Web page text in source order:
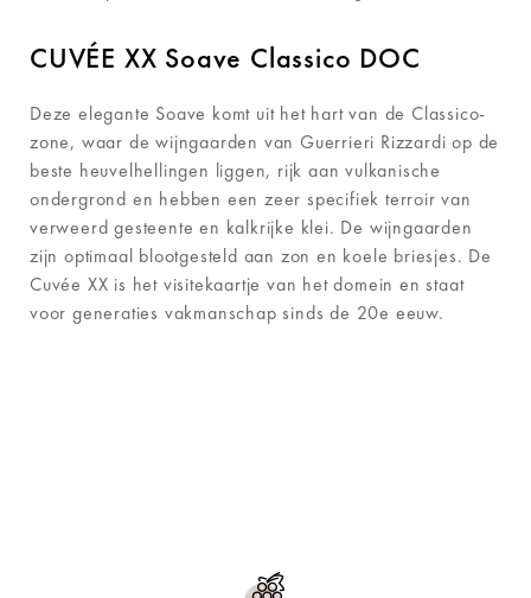
CUVÉE XX Soave Classico DOC
Deze elegante Soave komt uit het hart van de Classico-
zone, waar de wijngaarden van Guerrieri Rizzardi op de
beste heuvelhellingen liggen, rijk aan vulkanische
ondergrond en hebben een zeer specifiek terroir van
verweerd gesteente en kalkrijke klei. De wijngaarden
zijn optimaal blootgesteld aan zon en koele briesjes. De
Cuvée XX is het visitekaartje van het domein en staat
voor generaties vakmanschap sinds de 20e eeuw.